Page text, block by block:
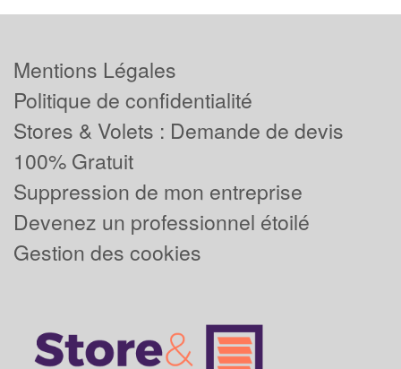
Mentions Légales
Politique de confidentialité
Stores & Volets : Demande de devis
100% Gratuit
Suppression de mon entreprise
Devenez un professionnel étoilé
Gestion des cookies